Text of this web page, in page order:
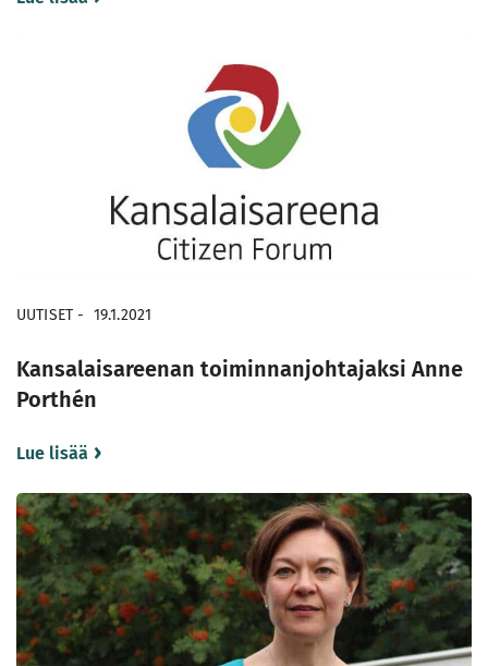
UUTISET - 19.1.2021
Kansalaisareenan toiminnanjohtajaksi Anne
Porthén
Lue lisää